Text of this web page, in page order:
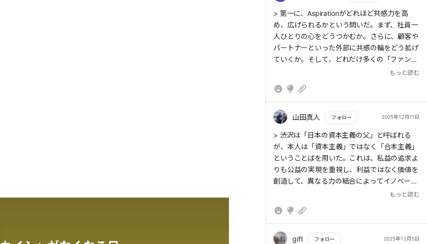
もっと読む
> 第一に、Aspirationがどれほど共感力を高
め、広げられるかという問いだ。まず、社員一
人ひとりの心をどうつかむか。さらに、顧客や
パートナーといった外部に共感の輪をどう拡げ
ていくか。そして、どれだけ多くの「ファン株
> そのためには、Aspire――すなわちパーパス
Inspire力、つまりそれを自らに、そして仲間た
ちに「実装」していく力である。
> 第二に、そのようなパーパスが、持続的に利
益を生み出すことができるかという問いであ
し続けるための手段にすぎないものの、利益を
もっと読む
山田真人 フォロー 2025年12月11日
もっと読む
> 渋沢は「日本の資本主義の父」と呼ばれる
が、本人は「資本主義」ではなく「合本主義」
ということばを用いた。これは、私益の追求よ
りも公益の実現を重視し、利益ではなく価値を
創造して、異なる力の結合によってイノベーシ
> Aspire――すなわちパーパスを掲げるだけで
もっと読む
gift フォロー 2025年12月5日